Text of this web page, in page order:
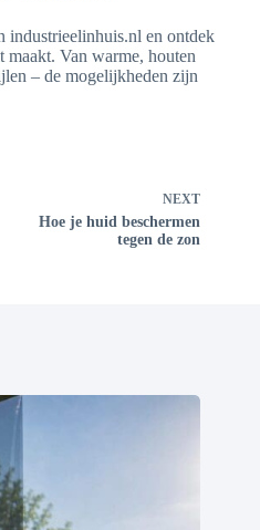
industrieelinhuis.nl en ontdek
Van warme, houten
– de mogelijkheden zijn
NEXT
Hoe je huid beschermen
tegen de zon